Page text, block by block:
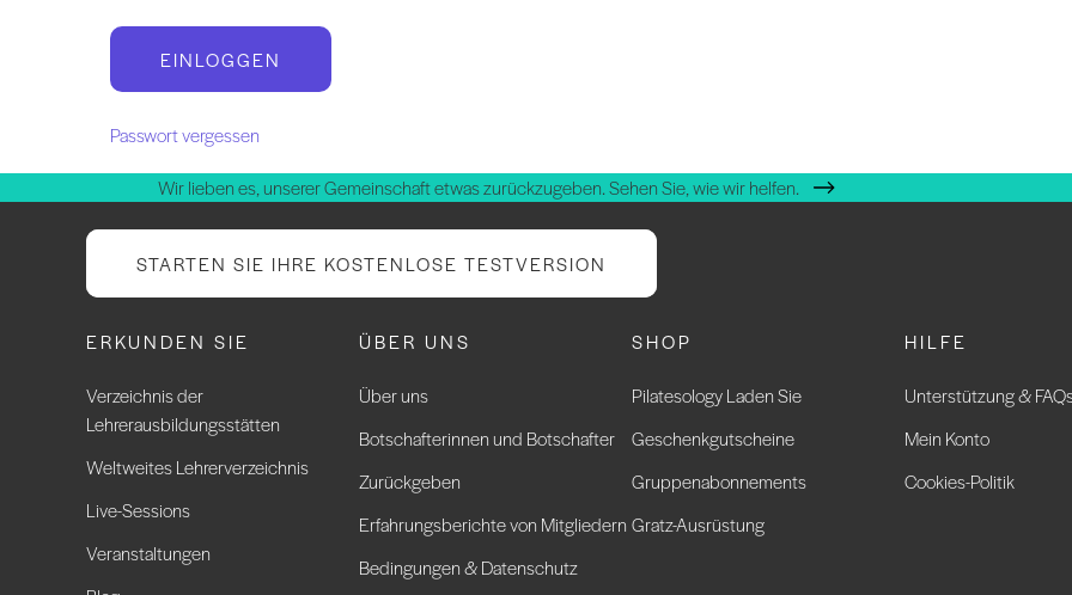
Passwort vergessen
Wir lieben es, unserer Gemeinschaft etwas zurückzugeben. Sehen Sie, wie wir helfen.
STARTEN SIE IHRE KOSTENLOSE TESTVERSION
ERKUNDEN SIE
Verzeichnis der
Lehrerausbildungsstätten
Weltweites Lehrerverzeichnis
Live-Sessions
Veranstaltungen
ÜBER UNS
Über uns
Botschafterinnen und Botschafter
Zurückgeben
Erfahrungsberichte von Mitgliedern
Bedingungen & Datenschutz
SHOP
Pilatesology Laden Sie
Geschenkgutscheine
Gruppenabonnements
Gratz-Ausrüstung
HILFE
Unterstützung &
Mein Konto
Cookies-Politik